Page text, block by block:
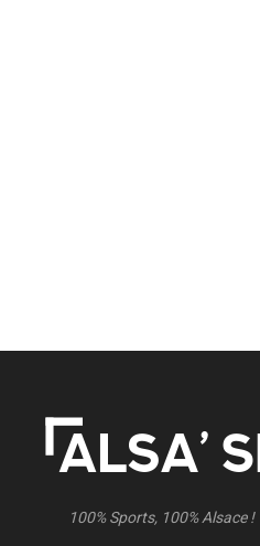
100% Sports, 100% Alsace